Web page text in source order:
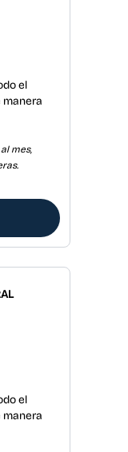
el
manera
mes,
el
manera